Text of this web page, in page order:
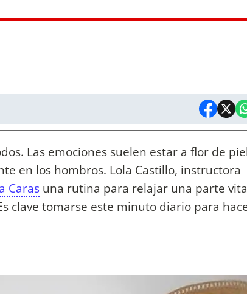
Las emociones suelen estar a flor de
en los hombros. Lola Castillo, instructora
Caras una rutina para relajar una parte
clave tomarse este minuto diario para